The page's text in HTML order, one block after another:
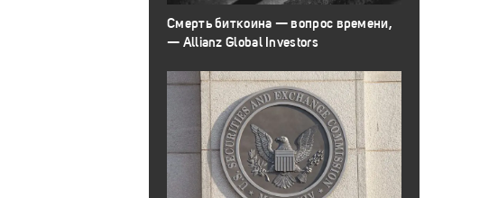
Смерть биткоина — вопрос времени,
— Allianz Global Investors